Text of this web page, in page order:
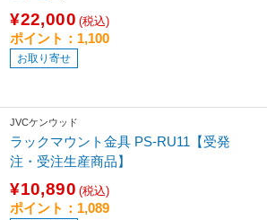
¥22,000 (税込)
ポイント：1,100
お取り寄せ
JVCケンウッド
ラックマウント金具 PS-RU11【受発
注・受注生産商品】
¥10,890 (税込)
ポイント：1,089